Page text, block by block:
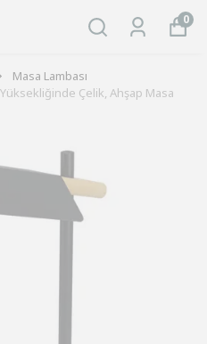
0
Masa Lambası
Çelik, Ahşap Masa